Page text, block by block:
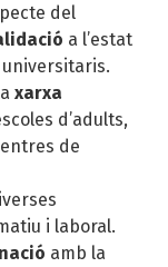
del
a l’estat
xarxa
d’adults,
de
i laboral.
amb la